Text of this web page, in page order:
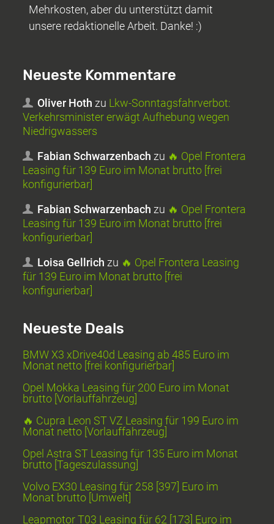
Mehrkosten, aber du unterstützt damit
unsere redaktionelle Arbeit. Danke! :)
Neueste Kommentare
Oliver Hoth zu Lkw-Sonntagsfahrverbot:
Verkehrsminister erwägt Aufhebung wegen
Niedrigwassers
Fabian Schwarzenbach zu 🔥 Opel Frontera
Leasing für 139 Euro im Monat brutto [frei
konfigurierbar]
Fabian Schwarzenbach zu 🔥 Opel Frontera
Leasing für 139 Euro im Monat brutto [frei
konfigurierbar]
Loisa Gellrich zu 🔥 Opel Frontera Leasing
für 139 Euro im Monat brutto [frei
konfigurierbar]
Neueste Deals
BMW X3 xDrive40d Leasing ab 485 Euro im
Monat netto [frei konfigurierbar]
Opel Mokka Leasing für 200 Euro im Monat
brutto [Vorlauffahrzeug]
🔥 Cupra Leon ST VZ Leasing für 199 Euro im
Monat netto [Vorlauffahrzeug]
Opel Astra ST Leasing für 135 Euro im Monat
brutto [Tageszulassung]
Volvo EX30 Leasing für 258 [397] Euro im
Monat brutto [Umwelt]
Leapmotor T03 Leasing für 62 [173] Euro im